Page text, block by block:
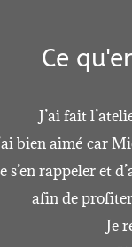
Ce
J’ai fait
bien aimé car
s’en rappeler et
afin deprofiter
Je